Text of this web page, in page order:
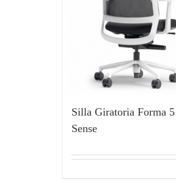
Silla Giratoria Forma 5
Sense